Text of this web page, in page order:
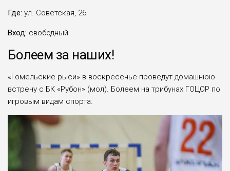
Где: ул. Советская, 26
Вход: свободный
Болеем за наших!
«Гомельские рыси» в воскресенье проведут домашнюю
встречу с БК «Рубон» (мол). Болеем на трибунах ГОЦОР по
игровым видам спорта.